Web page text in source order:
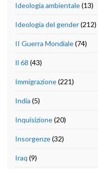
Ideologia ambientale(13)
Ideologia del gender(212)
II Guerra Mondiale(74)
Il 68 (43)
Immigrazione(221)
India (5)
Inquisizione(20)
Insorgenze(32)
Iraq (9)